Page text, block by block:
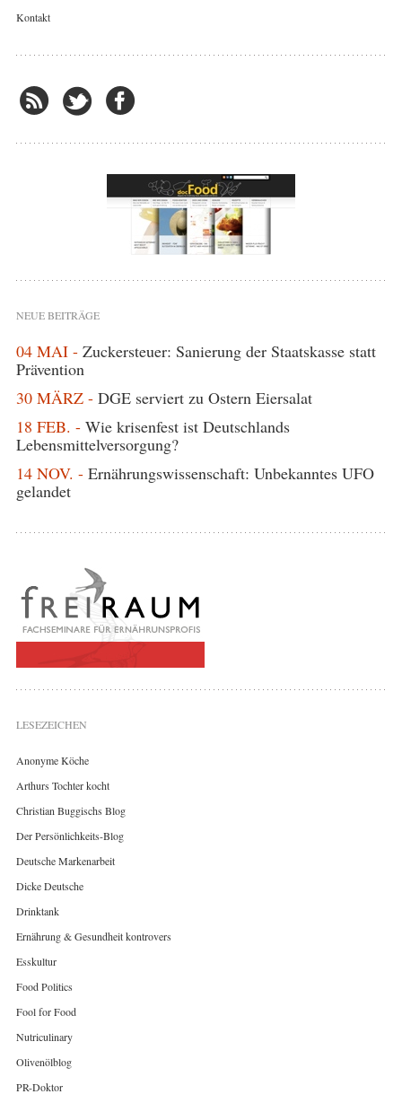
Kontakt
NEUE BEITRÄGE
04 MAI - Zuckersteuer: Sanierung der Staatskasse statt
Prävention
30 MÄRZ - DGE serviert zu Ostern Eiersalat
18 FEB. - Wie krisenfest ist Deutschlands
Lebensmittelversorgung?
14 NOV. - Ernährungswissenschaft: Unbekanntes UFO
gelandet
LESEZEICHEN
Anonyme Köche
Arthurs Tochter kocht
Christian Buggischs Blog
Der Persönlichkeits-Blog
Deutsche Markenarbeit
Dicke Deutsche
Drinktank
Ernährung & Gesundheit kontrovers
Esskultur
Food Politics
Fool for Food
Nutriculinary
Olivenölblog
PR-Doktor